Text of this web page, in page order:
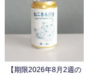
【期限2026年8月2週の